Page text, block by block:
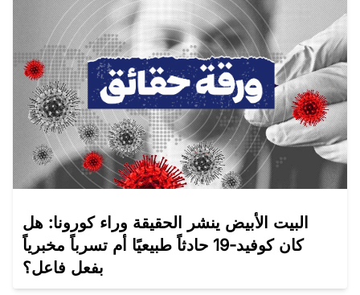
البيت الأبيض ينشر الحقيقة وراء كورونا: هل
كان كوفيد-19 حادثاً طبيعيًا أم تسرباً مخبرياً
بفعل فاعل؟